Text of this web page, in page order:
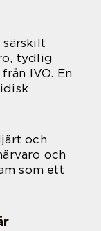
särskilt
tydlig
IVO. En
och
och
som ett